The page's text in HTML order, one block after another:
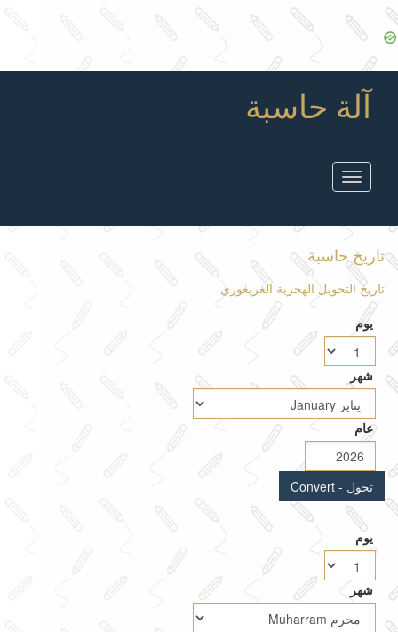
آلة حاسبة
Toggle
navigation
تاريخ حاسبة
تاريخ التحويل الهجرية الغريغوري
يوم
شهر
عام
يوم
شهر